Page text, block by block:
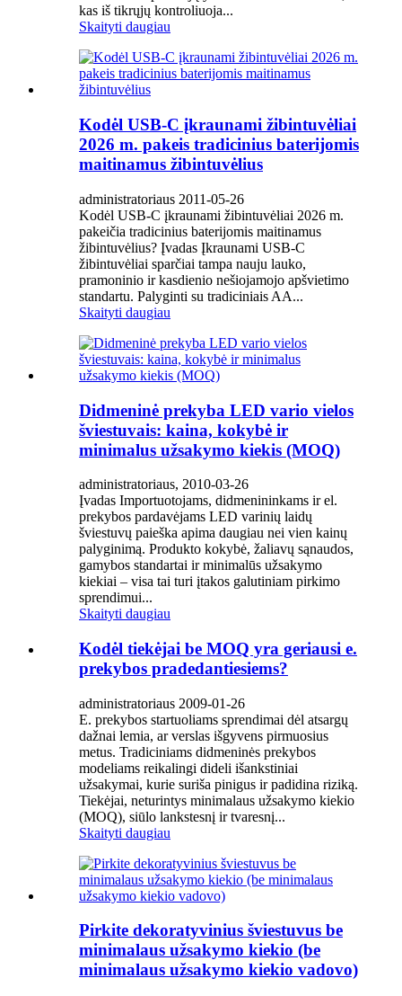
kas iš tikrųjų kontroliuoja...
Skaityti daugiau
Kodėl USB-C įkraunami žibintuvėliai
2026 m. pakeis tradicinius baterijomis
maitinamus žibintuvėlius
administratoriaus 2011-05-26
Kodėl USB-C įkraunami žibintuvėliai 2026 m.
pakeičia tradicinius baterijomis maitinamus
žibintuvėlius? Įvadas Įkraunami USB-C
žibintuvėliai sparčiai tampa nauju lauko,
pramoninio ir kasdienio nešiojamojo apšvietimo
standartu. Palyginti su tradiciniais AA...
Skaityti daugiau
Didmeninė prekyba LED vario vielos
šviestuvais: kaina, kokybė ir
minimalus užsakymo kiekis (MOQ)
administratoriaus, 2010-03-26
Įvadas Importuotojams, didmenininkams ir el.
prekybos pardavėjams LED varinių laidų
šviestuvų paieška apima daugiau nei vien kainų
palyginimą. Produkto kokybė, žaliavų sąnaudos,
gamybos standartai ir minimalūs užsakymo
kiekiai – visa tai turi įtakos galutiniam pirkimo
sprendimui...
Skaityti daugiau
Kodėl tiekėjai be MOQ yra geriausi e.
prekybos pradedantiesiems?
administratoriaus 2009-01-26
E. prekybos startuoliams sprendimai dėl atsargų
dažnai lemia, ar verslas išgyvens pirmuosius
metus. Tradiciniams didmeninės prekybos
modeliams reikalingi dideli išankstiniai
užsakymai, kurie suriša pinigus ir padidina riziką.
Tiekėjai, neturintys minimalaus užsakymo kiekio
(MOQ), siūlo lankstesnį ir tvaresnį...
Skaityti daugiau
Pirkite dekoratyvinius šviestuvus be
minimalaus užsakymo kiekio (be
minimalaus užsakymo kiekio vadovo)